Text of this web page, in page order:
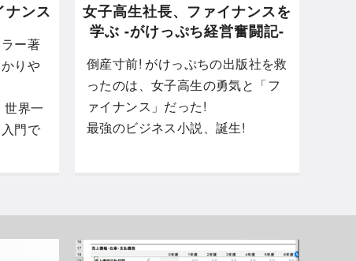
ナンス
ー著
りや
世界一
門で
女子高生社長、ファイナンスを
学ぶ -がけっぷち経営奮闘記-
倒産寸前! がけっぷちの出版社を救
ったのは、女子高生の勇気と「フ
ァイナンス」だった!
最強のビジネス小説、誕生!